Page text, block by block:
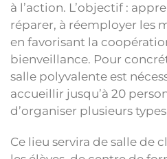
à l’action. L’objectif :
réparer, à réemployer les
en favorisant la
bienveillance. Pour
salle polyvalente est
accueillir jusqu’à 20
d’organiser plusieurs
Ce lieu servira de salle de